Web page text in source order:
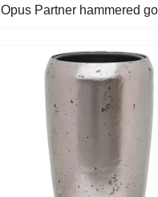
Opus Partner hammered